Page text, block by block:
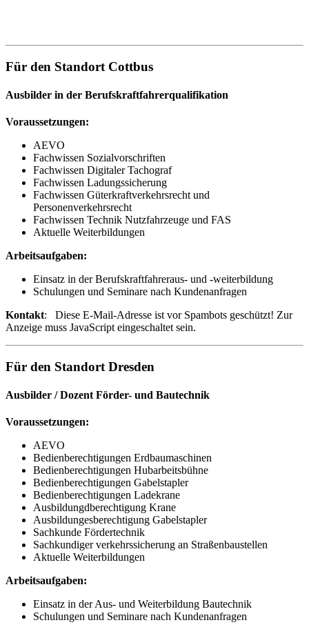
Für den Standort Cottbus
Ausbilder in der Berufskraftfahrerqualifikation
Voraussetzungen:
AEVO
Fachwissen Sozialvorschriften
Fachwissen Digitaler Tachograf
Fachwissen Ladungssicherung
Fachwissen Güterkraftverkehrsrecht und
Personenverkehrsrecht
Fachwissen Technik Nutzfahrzeuge und FAS
Aktuelle Weiterbildungen
Arbeitsaufgaben:
Einsatz in der Berufskraftfahreraus- und -weiterbildung
Schulungen und Seminare nach Kundenanfragen
Kontakt: Diese E-Mail-Adresse ist vor Spambots geschützt! Zur
Anzeige muss JavaScript eingeschaltet sein.
Für den Standort Dresden
Ausbilder / Dozent Förder- und Bautechnik
Voraussetzungen:
AEVO
Bedienberechtigungen Erdbaumaschinen
Bedienberechtigungen Hubarbeitsbühne
Bedienberechtigungen Gabelstapler
Bedienberechtigungen Ladekrane
Ausbildungdberechtigung Krane
Ausbildungesberechtigung Gabelstapler
Sachkunde Fördertechnik
Sachkundiger verkehrssicherung an Straßenbaustellen
Aktuelle Weiterbildungen
Arbeitsaufgaben:
Einsatz in der Aus- und Weiterbildung Bautechnik
Schulungen und Seminare nach Kundenanfragen